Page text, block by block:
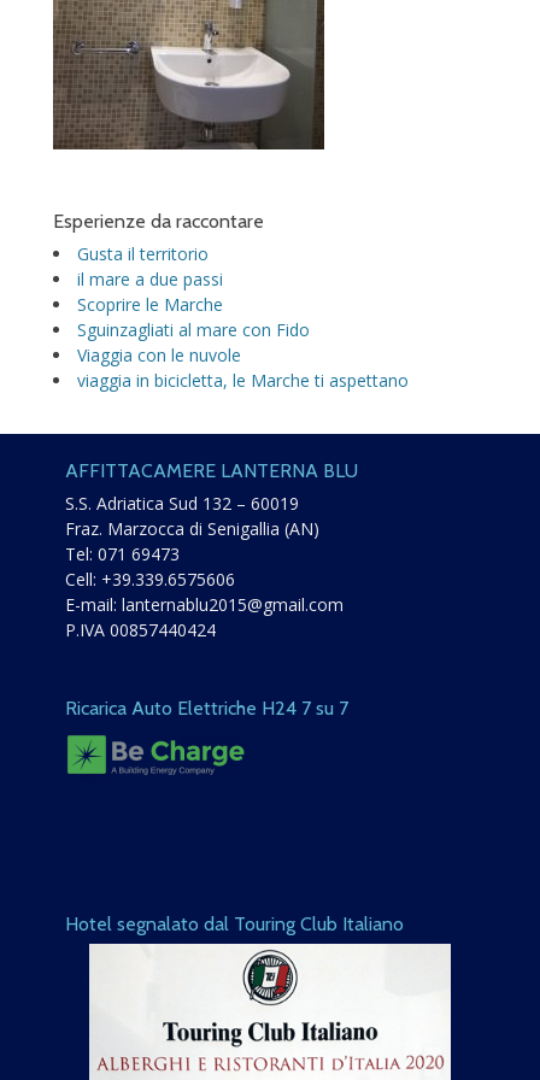
Esperienze da raccontare
Gusta il territorio
il mare a due passi
Scoprire le Marche
Sguinzagliati al mare con Fido
Viaggia con le nuvole
viaggia in bicicletta, le Marche ti aspettano
AFFITTACAMERE LANTERNA BLU
S.S. Adriatica Sud 132 – 60019
Fraz. Marzocca di Senigallia (AN)
Tel: 071 69473
Cell: +39.339.6575606
E-mail: lanternablu2015@gmail.com
P.IVA 00857440424
Ricarica Auto Elettriche H24 7 su 7
Hotel segnalato dal Touring Club Italiano